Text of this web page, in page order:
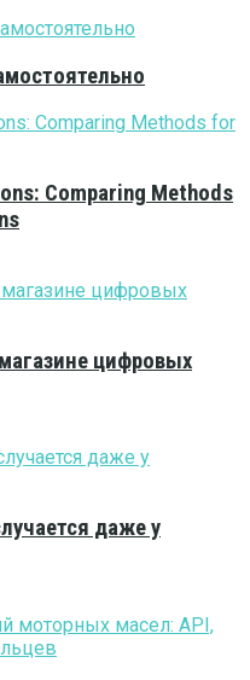
Comparing Methods
цифровых
даже у